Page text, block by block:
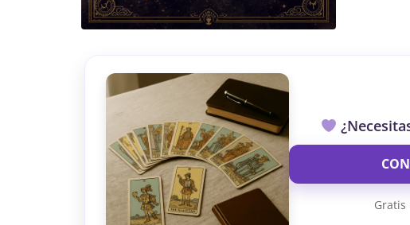
Gratis